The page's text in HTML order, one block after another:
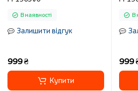
В наявності
Залишити відгук
999 ₴
Купити
В
999